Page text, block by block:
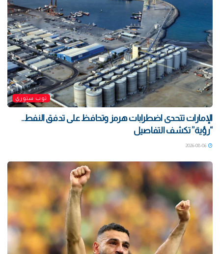
توب ستوري
الإمارات تتحدى اضطرابات هرمز وتحافظ على تدفق النفط..
“رؤية” تكشف التفاصيل